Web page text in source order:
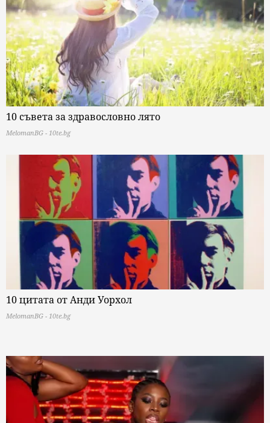
10 съвета за здравословно лято
MelomanBG - 10te.bg
10 цитата от Анди Уорхол
MelomanBG - 10te.bg